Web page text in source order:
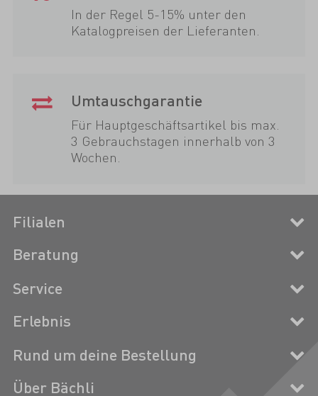
In der Regel 5-15% unter den
Katalogpreisen der Lieferanten.
Umtauschgarantie
Für Hauptgeschäftsartikel bis max.
3 Gebrauchstagen innerhalb von 3
Wochen.
Filialen
Beratung
Service
Erlebnis
Rund um deine Bestellung
Über Bächli